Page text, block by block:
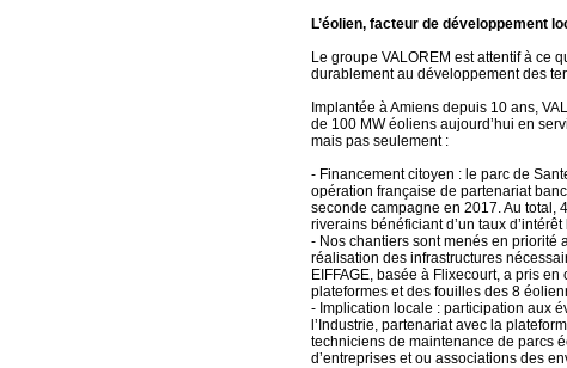
L’éolien, facteur de développement
Le groupe VALOREM est attentif à ce
durablement au développement des
Implantée à Amiens depuis 10 ans,
de 100 MW éoliens aujourd’hui en
mais pas seulement :
- Financement citoyen : le parc de
opération française de partenariat
seconde campagne en 2017. Au total,
riverains bénéficiant d’un taux
- Nos chantiers sont menés en priorité
réalisation des infrastructures
EIFFAGE, basée à Flixecourt, a pris
plateformes et des fouilles des 8
- Implication locale : participation aux
l’Industrie, partenariat avec la
techniciens de maintenance de parcs
d’entreprises et ou associations des